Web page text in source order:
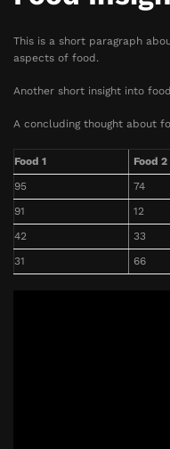
This is a short paragraph
aspects of food.
Another short insight into
A concluding thought about
Food 1 Food 2
95
74
91
12
42
33
31
66